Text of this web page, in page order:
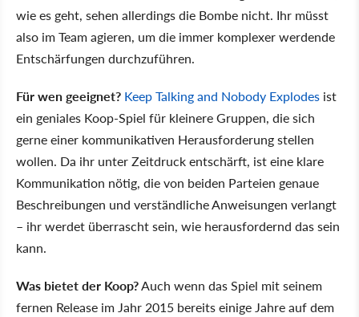
wie es geht, sehen allerdings die Bombe nicht. Ihr müsst
also im Team agieren, um die immer komplexer werdende
Entschärfungen durchzuführen.
Für wen geeignet? Keep Talking and Nobody Explodes ist
ein geniales Koop-Spiel für kleinere Gruppen, die sich
gerne einer kommunikativen Herausforderung stellen
wollen. Da ihr unter Zeitdruck entschärft, ist eine klare
Kommunikation nötig, die von beiden Parteien genaue
Beschreibungen und verständliche Anweisungen verlangt
– ihr werdet überrascht sein, wie herausfordernd das sein
kann.
Was bietet der Koop?Auch wenn das Spiel mit seinem
fernen Release im Jahr 2015 bereits einige Jahre auf dem